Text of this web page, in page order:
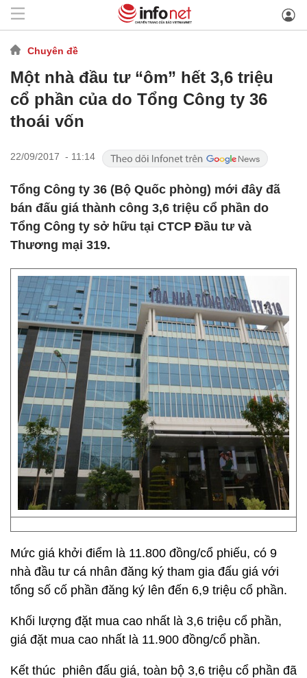
Chuyên đề
Một nhà đầu tư “ôm” hết 3,6 triệu
cổ phần của do Tổng Công ty 36
thoái vốn
22/09/2017 - 11:14
Tổng Công ty 36 (Bộ Quốc phòng) mới đây đã
bán đấu giá thành công 3,6 triệu cổ phần do
Tổng Công ty sở hữu tại CTCP Đầu tư và
Thương mại 319.
Mức giá khởi điểm là 11.800 đồng/cổ phiếu, có 9
nhà đầu tư cá nhân đăng ký tham gia đấu giá với
tổng số cố phần đăng ký lên đến 6,9 triệu cổ phần.
Khối lượng đặt mua cao nhất là 3,6 triệu cổ phần,
giá đặt mua cao nhất là 11.900 đồng/cổ phần.
Kết thúc phiên đấu giá, toàn bộ 3,6 triệu cổ phần đã